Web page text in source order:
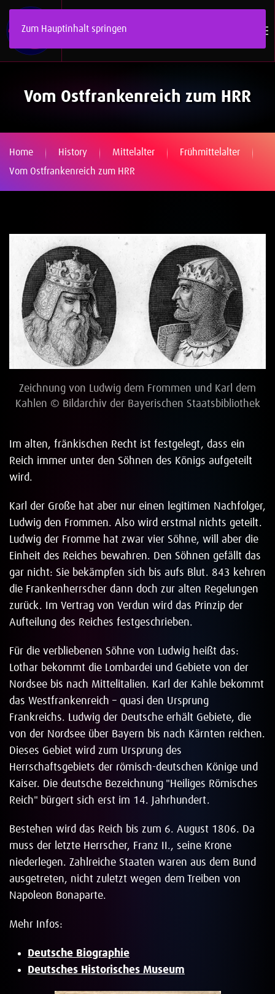
Zum Hauptinhalt springen
Vom Ostfrankenreich zum HRR
Home History Mittelalter
Frühmittelalter
Vom Ostfrankenreich zum HRR
Zeichnung von Ludwig dem Frommen und Karl dem
Kahlen © Bildarchiv der Bayerischen Staatsbibliothek
Im alten, fränkischen Recht ist festgelegt, dass ein
Reich immer unter den Söhnen des Königs aufgeteilt
wird.
Karl der Große hat aber nur einen legitimen Nachfolger,
Ludwig den Frommen. Also wird erstmal nichts geteilt.
Ludwig der Fromme hat zwar vier Söhne, will aber die
Einheit des Reiches bewahren. Den Söhnen gefällt das
gar nicht: Sie bekämpfen sich bis aufs Blut. 843 kehren
die Frankenherrscher dann doch zur alten Regelungen
zurück. Im Vertrag von Verdun wird das Prinzip der
Aufteilung des Reiches festgeschrieben.
Für die verbliebenen Söhne von Ludwig heißt das:
Lothar bekommt die Lombardei und Gebiete von der
Nordsee bis nach Mittelitalien. Karl der Kahle bekommt
das Westfrankenreich – quasi den Ursprung
Frankreichs. Ludwig der Deutsche erhält Gebiete, die
von der Nordsee über Bayern bis nach Kärnten reichen.
Dieses Gebiet wird zum Ursprung des
Herrschaftsgebiets der römisch-deutschen Könige und
Kaiser. Die deutsche Bezeichnung "Heiliges Römisches
Reich" bürgert sich erst im 14. Jahrhundert.
Bestehen wird das Reich bis zum 6. August 1806. Da
muss der letzte Herrscher, Franz II., seine Krone
niederlegen. Zahlreiche Staaten waren aus dem Bund
ausgetreten, nicht zuletzt wegen dem Treiben von
Napoleon Bonaparte.
Mehr Infos:
Deutsche Biographie
Deutsches Historisches Museum